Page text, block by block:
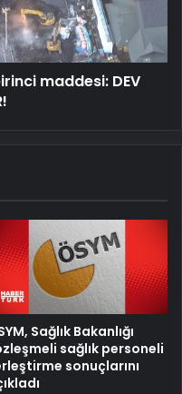
maddesi: DEV
Sağlık Bakanlığı
sağlık personeli
sonuçlarını